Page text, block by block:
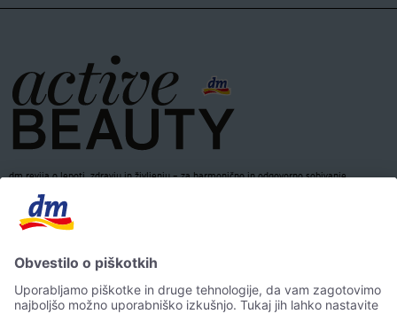
dm revija o lepoti, zdravju in življenju – za harmonično in odgovorno sobivanje.